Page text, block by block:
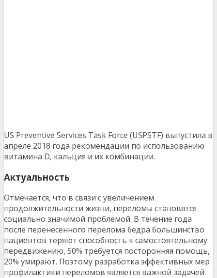
US Preventive Services Task Force (USPSTF) выпустила в
апреле 2018 года рекомендации по использованию
витамина D, кальция и их комбинации.
Актуальность
Отмечается, что в связи с увеличением
продолжительности жизни, переломы становятся
социально значимой проблемой. В течение года
после перенесенного перелома бедра большинство
пациентов теряют способность к самостоятельному
передвижению, 50% требуется посторонняя помощь,
20% умирают. Поэтому разработка эффективных мер
профилактики переломов является важной задачей.